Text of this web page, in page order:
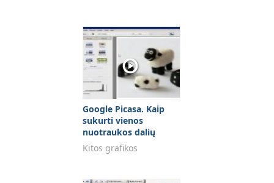
Google Picasa. Kaip
sukurti vienos
nuotraukos dalių
koliažą
Kitos grafikos